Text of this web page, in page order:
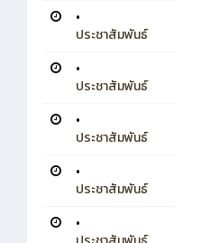
•
ประชาสัมพันธ์
•
ประชาสัมพันธ์
•
ประชาสัมพันธ์
•
ประชาสัมพันธ์
•